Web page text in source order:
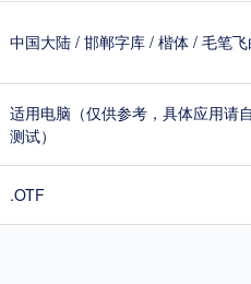
中国大陆 / 邯郸字库 / 楷体 / 毛笔
适用电脑（仅供参考，具体应用请
测试）
.OTF